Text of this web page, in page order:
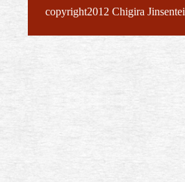
copyright2012 Chigira Jinsentei